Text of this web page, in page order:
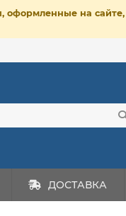
оформленные на
ДОСТАВКА